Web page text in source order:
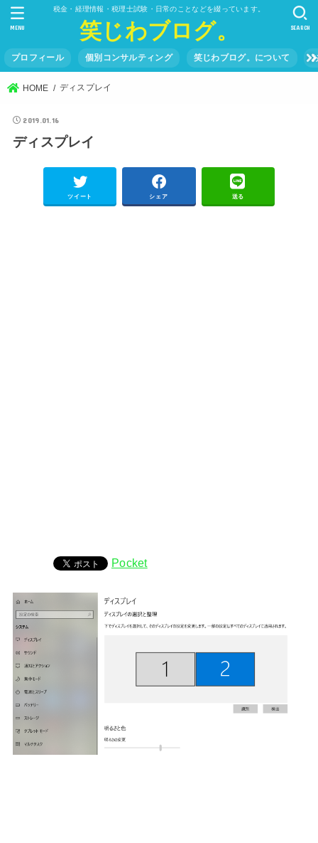
税金・経理情報・税理士試験・日常のことなどを綴っています。
笑じわブログ。
プロフィール 個別コンサルティング 笑じわブログ。について
SEARCH
MENU
HOME ディスプレイ
2019.01.16
ディスプレイ
ツイート シェア 送る
Pocket